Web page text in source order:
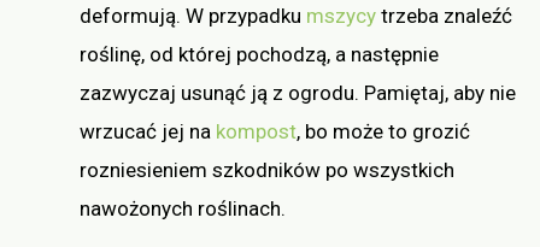
deformują. W przypadku mszycy trzeba znaleźć
roślinę, od której pochodzą, a następnie
zazwyczaj usunąć ją z ogrodu. Pamiętaj, aby nie
wrzucać jej na kompost, bo może to grozić
rozniesieniem szkodników po wszystkich
nawożonych roślinach.